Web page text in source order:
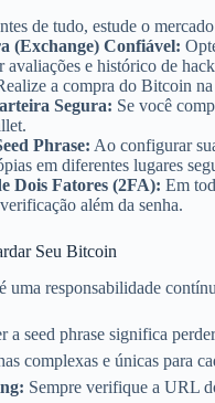
de tudo, estude o
(Exchange) Confiável:
avaliações e histórico de
a compra do Bitcoin
Segura: Se você
Phrase: Ao configurar
em diferentes lugares
Dois Fatores (2FA): Em
além da senha.
Seu Bitcoin
responsabilidade
a seed phrase significa
complexas e únicas para
Sempre verifique a URL